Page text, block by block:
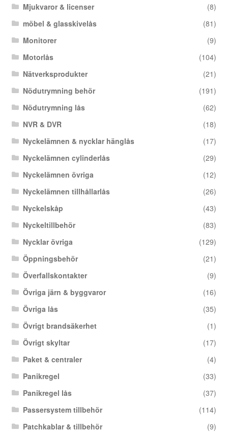
Mjukvaror & licenser
(8)
möbel & glasskivelås
(81)
Monitorer
(9)
Motorlås
(104)
Nätverksprodukter
(21)
Nödutrymning behör
(191)
Nödutrymning lås
(62)
NVR & DVR
(18)
Nyckelämnen & nycklar hänglås
(17)
Nyckelämnen cylinderlås
(29)
Nyckelämnen övriga
(12)
Nyckelämnen tillhållarlås
(26)
Nyckelskåp
(43)
Nyckeltillbehör
(83)
Nycklar övriga
(129)
Öppningsbehör
(21)
Överfallskontakter
(9)
Övriga järn & byggvaror
(16)
Övriga lås
(35)
Övrigt brandsäkerhet
(1)
Övrigt skyltar
(17)
Paket & centraler
(4)
Panikregel
(33)
Panikregel lås
(37)
Passersystem tillbehör
(114)
Patchkablar & tillbehör
(9)